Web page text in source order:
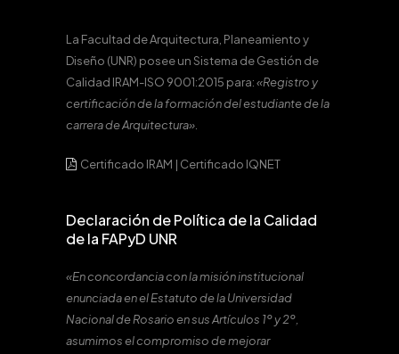
La Facultad de Arquitectura, Planeamiento y
Diseño (UNR) posee un Sistema de Gestión de
Calidad IRAM-ISO 9001:2015 para:«Registro y
certificación de la formación del estudiante de la
carrera de Arquitectura».
Certificado IRAM | Certificado IQNET
Declaración de Política de la Calidad
de la FAPyD UNR
«En concordancia con la misión institucional
enunciada en el Estatuto de la Universidad
Nacional de Rosario en sus Artículos 1º y 2º,
asumimos el compromiso de mejorar